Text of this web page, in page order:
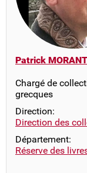
Patrick
Chargé de
grecques
Direction:
Direction des
Département:
Réserve des